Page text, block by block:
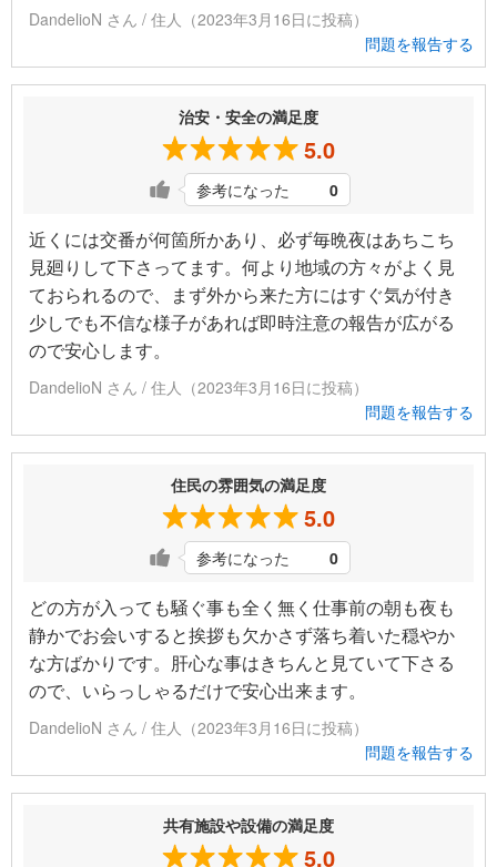
DandelioN さん / 住人（2023年3月16日に投稿）
問題を報告する
治安・安全の満足度
5.0
参考になった 0
近くには交番が何箇所かあり、必ず毎晩夜はあちこち
見廻りして下さってます。何より地域の方々がよく見
ておられるので、まず外から来た方にはすぐ気が付き
少しでも不信な様子があれば即時注意の報告が広がる
ので安心します。
DandelioN さん / 住人（2023年3月16日に投稿）
問題を報告する
住民の雰囲気の満足度
5.0
参考になった 0
どの方が入っても騒ぐ事も全く無く仕事前の朝も夜も
静かでお会いすると挨拶も欠かさず落ち着いた穏やか
な方ばかりです。肝心な事はきちんと見ていて下さる
ので、いらっしゃるだけで安心出来ます。
DandelioN さん / 住人（2023年3月16日に投稿）
問題を報告する
共有施設や設備の満足度
5.0